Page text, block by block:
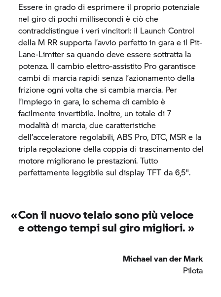
Essere in grado di esprimere il proprio potenziale
nel giro di pochi millisecondi è ciò che
contraddistingue i veri vincitori: il Launch Control
della M RR supporta l’avvio perfetto in gara e il Pit-
Lane-Limiter sa quando deve essere sottratta la
potenza. Il cambio elettro-assistito Pro garantisce
cambi di marcia rapidi senza l’azionamento della
frizione ogni volta che si cambia marcia. Per
l’impiego in gara, lo schema di cambio è
facilmente invertibile. Inoltre, un totale di 7
modalità di marcia, due caratteristiche
dell’acceleratore regolabili, ABS Pro, DTC, MSR e la
tripla regolazione della coppia di trascinamento del
motore migliorano le prestazioni. Tutto
perfettamente leggibile sul display TFT da 6,5".
«Con il nuovo telaio sono più veloce
e ottengo tempi sul giro migliori.»
Michael van der Mark
Pilota